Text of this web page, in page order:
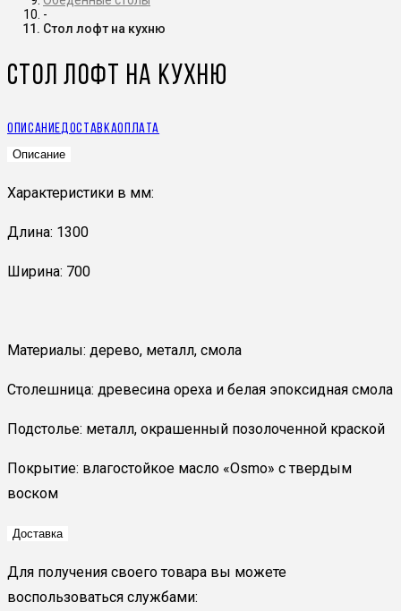
-
Стол лофт на кухню
Стол лофт на кухню
ОписаниеДоставкаОплата
Описание
Характеристики в мм:
Длина: 1300
Ширина: 700
Материалы: дерево, металл, смола
Столешница: древесина ореха и белая эпоксидная смола
Подстолье: металл, окрашенный позолоченной краской
Покрытие: влагостойкое масло «Osmo» с твердым
воском
Доставка
Для получения своего товара вы можете
воспользоваться службами: